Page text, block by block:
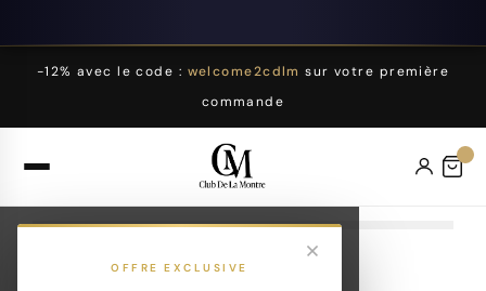
-12% avec le code : welcome2cdlm sur votre première
commande
OFFRE EXCLUSIVE